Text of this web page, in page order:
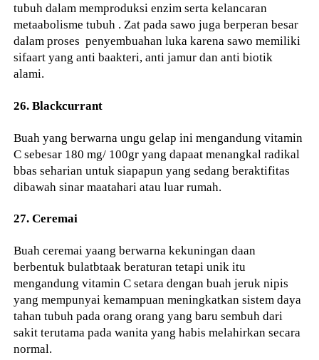
tubuh dalam memproduksi enzim serta kelancaran
metaabolisme tubuh . Zat pada sawo juga berperan besar
dalam proses penyembuahan luka karena sawo memiliki
sifaart yang anti baakteri, anti jamur dan anti biotik
alami.
26. Blackcurrant
Buah yang berwarna ungu gelap ini mengandung vitamin
C sebesar 180 mg/ 100gr yang dapaat menangkal radikal
bbas seharian untuk siapapun yang sedang beraktifitas
dibawah sinar maatahari atau luar rumah.
27. Ceremai
Buah ceremai yaang berwarna kekuningan daan
berbentuk bulatbtaak beraturan tetapi unik itu
mengandung vitamin C setara dengan buah jeruk nipis
yang mempunyai kemampuan meningkatkan sistem daya
tahan tubuh pada orang orang yang baru sembuh dari
sakit terutama pada wanita yang habis melahirkan secara
normal.